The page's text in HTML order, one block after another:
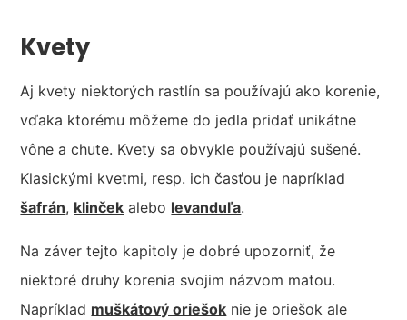
Kvety
Aj kvety niektorých rastlín sa používajú ako korenie,
vďaka ktorému môžeme do jedla pridať unikátne
vône a chute. Kvety sa obvykle používajú sušené.
Klasickými kvetmi, resp. ich časťou je napríklad
šafrán, klinček alebo levanduľa.
Na záver tejto kapitoly je dobré upozorniť, že
niektoré druhy korenia svojim názvom matou.
Napríklad muškátový oriešok nie je oriešok ale